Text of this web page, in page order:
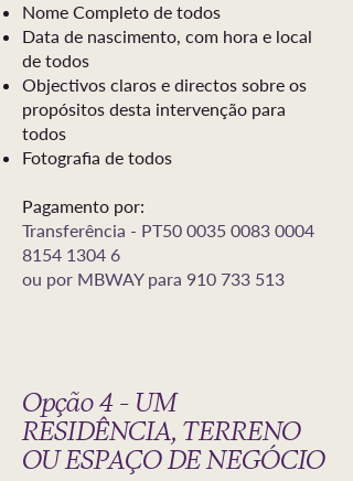
Nome Completo de todos
Data de nascimento, com hora e local
de todos
Objectivos claros e directos sobre os
propósitos desta intervenção para
todos
Fotografia de todos
Pagamento por:
Transferência - PT50 0035 0083 0004
8154 1304 6
ou por MBWAY para 910 733 513
Opção 4 - UM
RESIDÊNCIA, TERRENO
OU ESPAÇO DE NEGÓCIO